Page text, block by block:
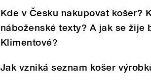
Kde v Česku nakupovat košer?
náboženské texty? A jak se žije
Klimentové?
Jak vzniká seznam košer